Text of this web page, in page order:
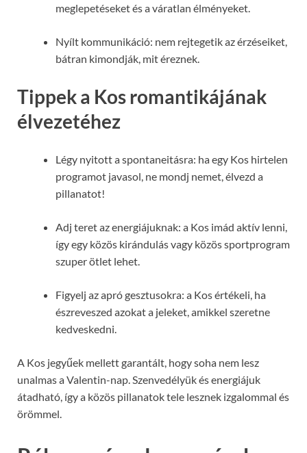
meglepetéseket és a váratlan élményeket.
Nyílt kommunikáció: nem rejtegetik az érzéseiket,
bátran kimondják, mit éreznek.
Tippek a Kos romantikájának
élvezetéhez
Légy nyitott a spontaneitásra: ha egy Kos hirtelen
programot javasol, ne mondj nemet, élvezd a
pillanatot!
Adj teret az energiájuknak: a Kos imád aktív lenni,
így egy közös kirándulás vagy közös sportprogram
szuper ötlet lehet.
Figyelj az apró gesztusokra: a Kos értékeli, ha
észreveszed azokat a jeleket, amikkel szeretne
kedveskedni.
A Kos jegyűek mellett garantált, hogy soha nem lesz
unalmas a Valentin-nap. Szenvedélyük és energiájuk
átadható, így a közös pillanatok tele lesznek izgalommal és
örömmel.